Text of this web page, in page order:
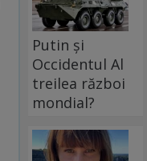
Putin și
Occidentul Al
treilea război
mondial?